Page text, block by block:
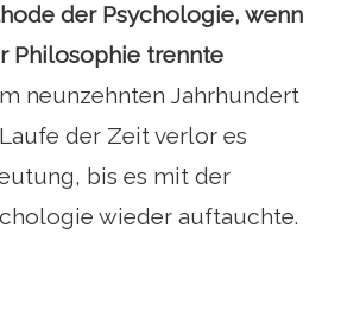
der Psychologie, wenn
Philosophie trennte
neunzehnten Jahrhundert
der Zeit verlor es
bis es mit der
wieder auftauchte.